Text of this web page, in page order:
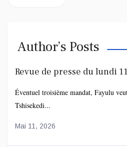
Author’s Posts
Revue de presse du lundi
Éventuel troisième mandat, Fayulu
Tshisekedi...
Mai 11, 2026